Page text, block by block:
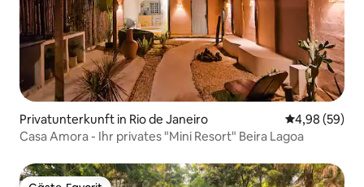
Privatunterkunft in Rio de Janeiro
4,98 (59)
Casa Amora - Ihr privates "Mini Resort" Beira Lagoa